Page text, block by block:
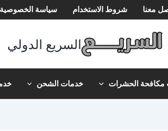
معنا شروط الاستخدام سياسة الخصوصية
السريع الدولي
مكافحة الحشرات خدمات الشحن